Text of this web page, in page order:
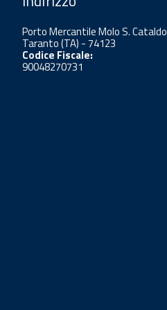
Porto Mercantile Molo S. Cataldo
Taranto (TA) - 74123
Codice Fiscale:
90048270731